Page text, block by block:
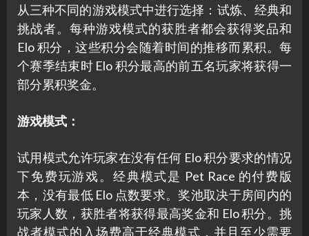
从三种不同的游戏模式中进行选择：试炼、经典和
挑战者。每种游戏模式的获胜者都会获得奖品和
Elo 积分，这些积分会随着时间的推移而累积。每
个赛季结束时 Elo 积分最高的前五名玩家将获得一
部分累积奖金。
游戏模式：
试用模式允许玩家在没有任何 Elo 积分要求的情况
下免费玩游戏。经典模式是 Pet Race 的付费版
本，没有最低 Elo 点数要求。奖池取决于房间内的
玩家人数，获胜者将获得最高奖金和 Elo 积分。挑
战者模式的入场费高于经典模式，并且至少需要